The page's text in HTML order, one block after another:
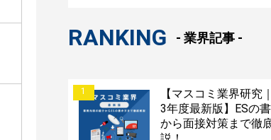
RANKING - 業界記事 -
1
【マスコミ業界研究
3年度最新版】ESの
から面接対策まで徹